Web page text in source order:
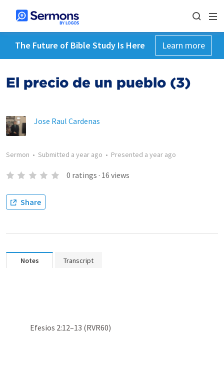
The Future of Bible Study Is Here Learn more
El precio de un pueblo (3)
Jose Raul Cardenas
Sermon • Submitted a year ago • Presented a year ago
0 ratings · 16 views
Share
Notes Transcript
Efesios 2:12–13 (RVR60)